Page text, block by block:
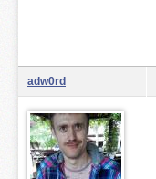
adw0rd